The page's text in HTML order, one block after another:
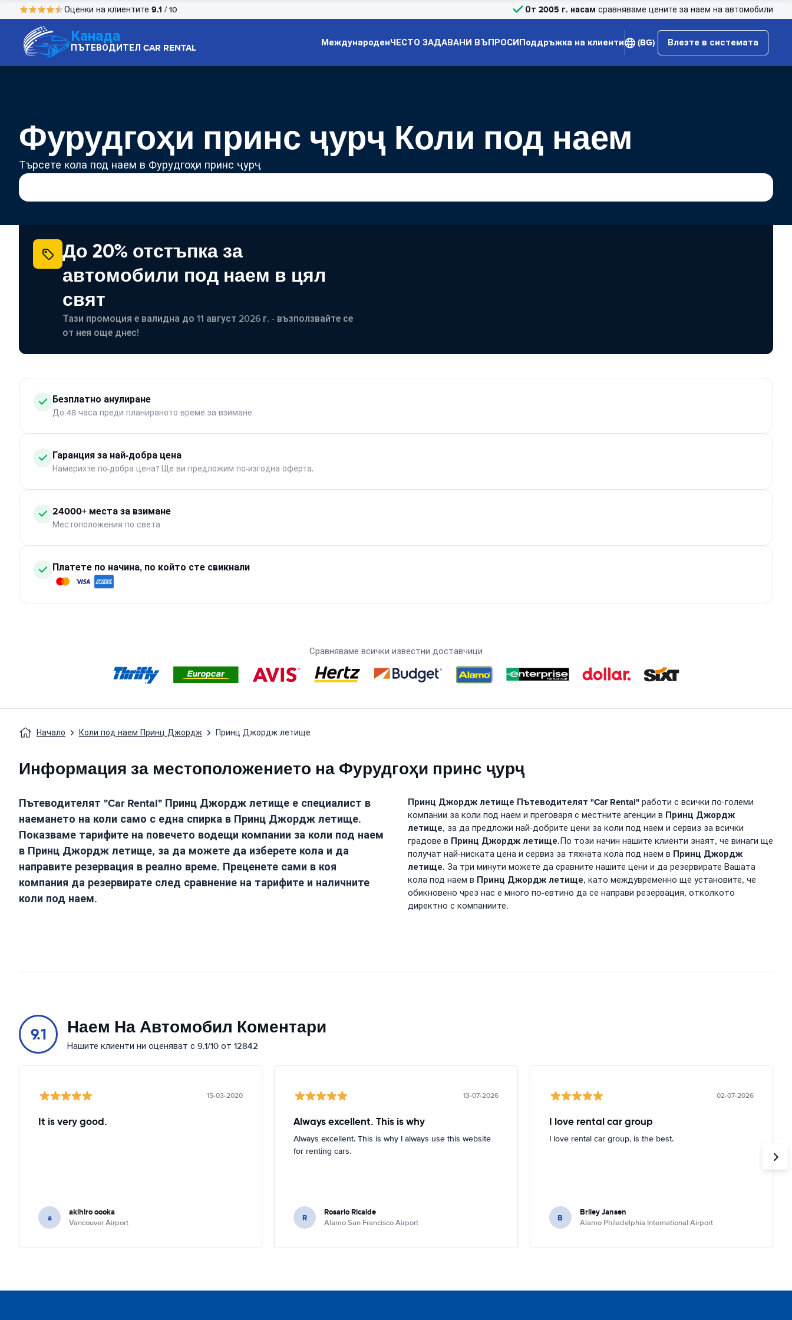
Оценки на клиентите 9.1 / 10 От 2005 г. насам сравняваме цените за наем на автомобили
Канада
ПЪТЕВОДИТЕЛ CAR RENTAL МеждународенЧЕСТО ЗАДАВАНИ ВЪПРОСИПоддръжка на клиенти (BG) Влезте в системата
Фурудгоҳи принс ҷурҷ Коли под наем
Търсете кола под наем в Фурудгоҳи принс ҷурҷ
До 20% отстъпка за
автомобили под наем в цял
свят
Тази промоция е валидна до 11 август 2026 г. - възползвайте се
от нея още днес!
Безплатно анулиране
До 48 часа преди планираното време за взимане
Гаранция за най-добра цена
Намерихте по-добра цена? Ще ви предложим по-изгодна оферта.
24000+ места за взимане
Местоположения по света
Платете по начина, по който сте свикнали
Сравняваме всички известни доставчици
Начало Коли под наем Принц Джордж Принц Джордж летище
Информация за местоположението на Фурудгоҳи принс ҷурҷ
Пътеводителят "Car Rental" Принц Джордж летище е специалист в
наемането на коли само с една спирка в Принц Джордж летище.
Показваме тарифите на повечето водещи компании за коли под наем
в Принц Джордж летище, за да можете да изберете кола и да
направите резервация в реално време. Преценете сами в коя
компания да резервирате след сравнение на тарифите и наличните
коли под наем.
Принц Джордж летище Пътеводителят "Car Rental" работи с всички по-големи
компании за коли под наем и преговаря с местните агенции в Принц Джордж
летище, за да предложи най-добрите цени за коли под наем и сервиз за всички
градове в Принц Джордж летище.По този начин нашите клиенти знаят, че винаги ще
получат най-ниската цена и сервиз за тяхната кола под наем в Принц Джордж
летище. За три минути можете да сравните нашите цени и да резервирате Вашата
кола под наем в Принц Джордж летище, като междувременно ще установите, че
обикновено чрез нас е много по-евтино да се направи резервация, отколкото
директно с компаниите.
9.1 Наем На Автомобил Коментари
Нашите клиенти ни оценяват с 9.1/10 от 12842
15-03-2020
It is very good.
a akihiro oooka
Vancouver Airport
13-07-2026
Always excellent. This is why
Always excellent. This is why I always use this website
for renting cars.
R Rosario Ricalde
Alamo San Francisco Airport
02-07-2026
I love rental car group
I love rental car group, is the best.
B Briley Jansen
Alamo Philadelphia International Airport